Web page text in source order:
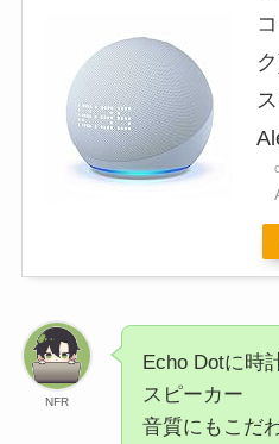
NFR
Echo Dotに時
スピーカー
音質にもこだ